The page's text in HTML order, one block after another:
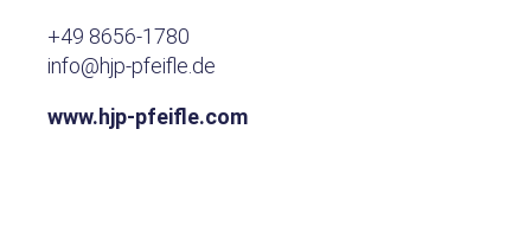
+49 8656-1780
info@hjp-pfeifle.de
www.hjp-pfeifle.com